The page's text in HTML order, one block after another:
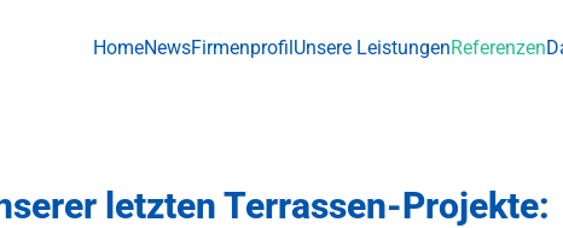
HomeNewsFirmenprofilUnsere LeistungenReferenzen
letzten Terrassen-Projekte: